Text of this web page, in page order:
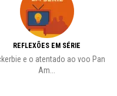
REFLEXÕES EM SÉRIE
e o atentado ao voo Pan
Am...